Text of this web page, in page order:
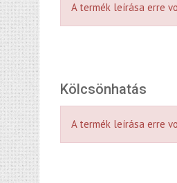
A termék leírása erre
Kölcsönhatás
A termék leírása erre